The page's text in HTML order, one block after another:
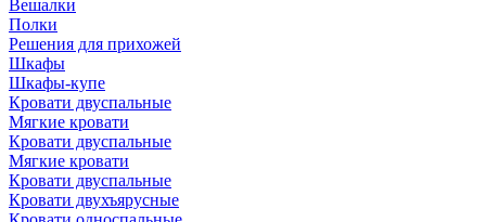
Вешалки
Полки
Решения для прихожей
Шкафы
Шкафы-купе
Кровати двуспальные
Мягкие кровати
Кровати двуспальные
Мягкие кровати
Кровати двуспальные
Кровати двухъярусные